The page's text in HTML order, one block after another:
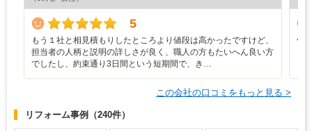
5
もう１社と相見積もりしたところより値段は高かったですけど、
担当者の人柄と説明の詳しさが良く、職人の方もたいへん良い方
でしたし、約束通り3日間という短期間で、き…
何
この会社の口コミをもっと見る >
リフォーム事例 （240件）